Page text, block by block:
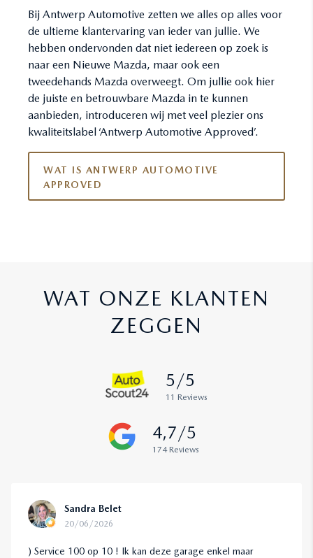
Bij Antwerp Automotive zetten we alles op alles voor
de ultieme klantervaring van ieder van jullie. We
hebben ondervonden dat niet iedereen op zoek is
naar een Nieuwe Mazda, maar ook een
tweedehands Mazda overweegt. Om jullie ook hier
de juiste en betrouwbare Mazda in te kunnen
aanbieden, introduceren wij met veel plezier ons
kwaliteitslabel ‘Antwerp Automotive Approved’.
WAT IS ANTWERP AUTOMOTIVE
APPROVED
WAT ONZE KLANTEN
ZEGGEN
5/5
11 Reviews
4,7/5
174 Reviews
Sandra Belet
20/06/2026
) Service 100 op 10 ! Ik kan deze garage enkel maar